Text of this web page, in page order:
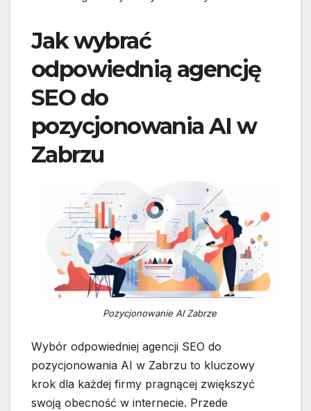
Jak wybrać
odpowiednią agencję
SEO do
pozycjonowania AI w
Zabrzu
Pozycjonowanie AI Zabrze
Wybór odpowiedniej agencji SEO do
pozycjonowania AI w Zabrzu to kluczowy
krok dla każdej firmy pragnącej zwiększyć
swoją obecność w internecie. Przede